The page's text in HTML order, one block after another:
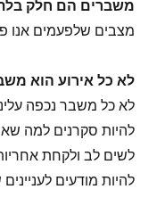
משברים הם חלק
מצבים שלפעמים אנו
לא כל אירוע הוא
לא כל משבר נכפה
להיות סקרנים למה
לשים לב ולקחת
להיות מודעים